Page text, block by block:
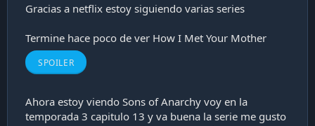
ó
Gracias a netflix estoy siguiendo varias series
Termine hace poco de ver How I Met Your Mother
SPOILER
Ahora estoy viendo Sons of Anarchy voy en la
temporada 3 capitulo 13 y va buena la serie me gusto